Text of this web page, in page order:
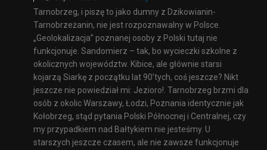
Tarnobrzeg, i piszę to jako dumny z Dzikowianin-
Tarnobrzeżanin, nie jest rozpoznawalny w Polsce.
„Geolokalizacja” poznanej osoby z Polski tutaj nie
funkcjonuje. Sandomierz – tak, bo wycieczki szkolne z
okolicznych województw. Kibice, ale głównie starsi
kojarzą Siarkę z początku lat 90’tych, coś jeszcze? Nikt
jeszcze nie powiedział mi: Jezioro!. Tarnobrzeg brzmi dla
osób z okolic Warszawy, Łodzi, Poznania identycznie jak
Kołobrzeg, stąd pytania Polski Północnej i Centralnej, czy
my przypadkiem nad Bałtykiem nie jesteśmy. U
starszych jeszcze czasem, ale nie zawsze funkcjonuje